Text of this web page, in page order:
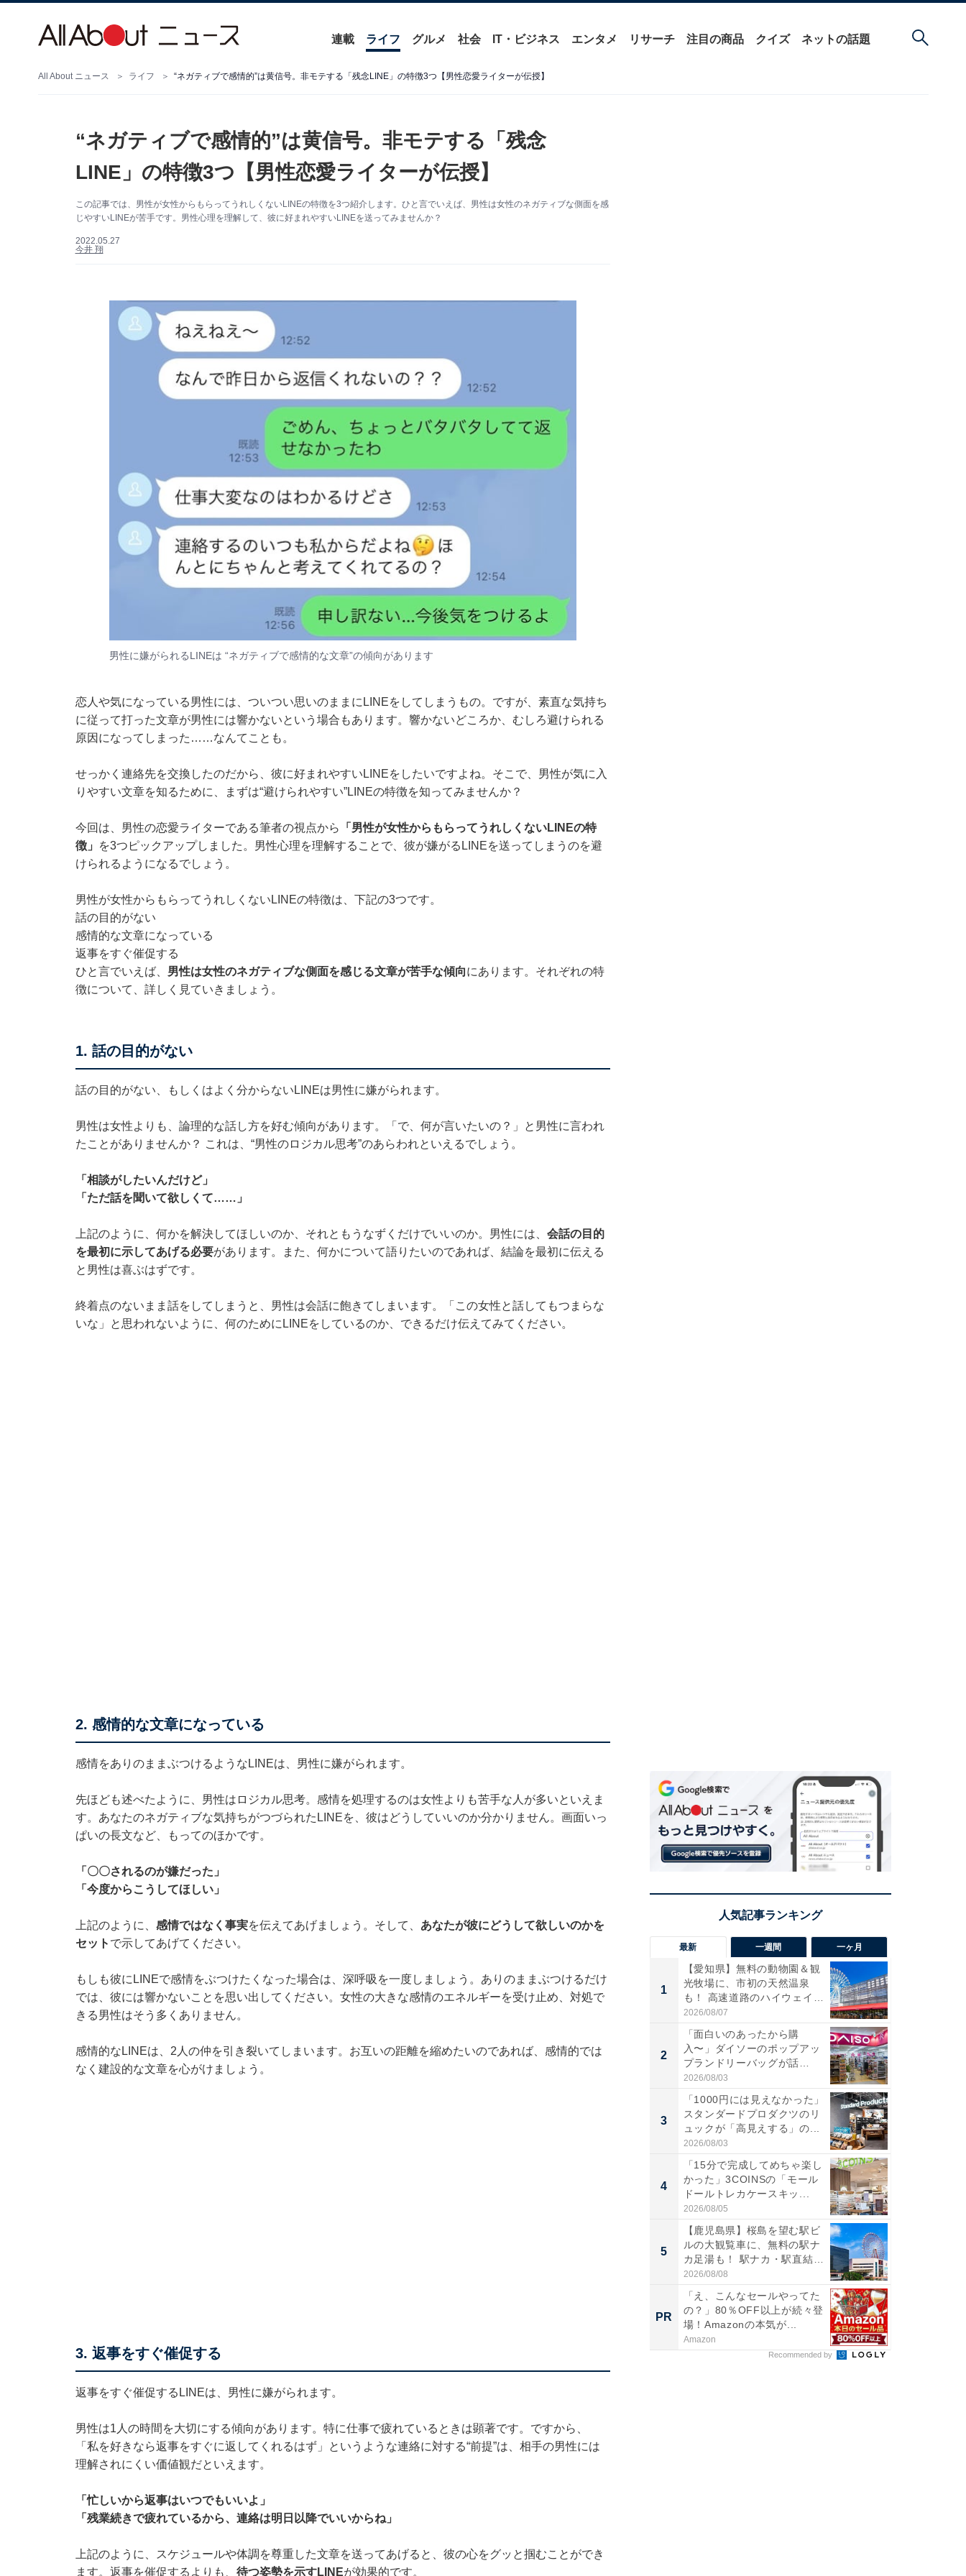
連載 ライフ グルメ 社会 IT・ビジネス エンタメ リサーチ 注目の商品 クイズ ネットの話題
All About ニュース ライフ “ネガティブで感情的”は黄信号。非モテする「残念LINE」の特徴3つ【男性恋愛ライターが伝授】
“ネガティブで感情的”は黄信号。非モテする「残念
LINE」の特徴3つ【男性恋愛ライターが伝授】
この記事では、男性が女性からもらってうれしくないLINEの特徴を3つ紹介します。ひと言でいえば、男性は女性のネガティブな側面を感
じやすいLINEが苦手です。男性心理を理解して、彼に好まれやすいLINEを送ってみませんか？
2022.05.27
今井 翔
男性に嫌がられるLINEは “ネガティブで感情的な文章”の傾向があります
恋人や気になっている男性には、ついつい思いのままにLINEをしてしまうもの。ですが、素直な気持ち
に従って打った文章が男性には響かないという場合もあります。響かないどころか、むしろ避けられる
原因になってしまった……なんてことも。
せっかく連絡先を交換したのだから、彼に好まれやすいLINEをしたいですよね。そこで、男性が気に入
りやすい文章を知るために、まずは“避けられやすい”LINEの特徴を知ってみませんか？
今回は、男性の恋愛ライターである筆者の視点から 「男性が女性からもらってうれしくないLINEの特
徴」
を3つピックアップしました。男性心理を理解することで、彼が嫌がるLINEを送ってしまうのを避
けられるようになるでしょう。
男性が女性からもらってうれしくないLINEの特徴は、下記の3つです。
話の目的がない
感情的な文章になっている
返事をすぐ催促する
ひと言でいえば、 男性は女性のネガティブな側面を感じる文章が苦手な傾向にあります。それぞれの特
徴について、詳しく見ていきましょう。
1. 話の目的がない
話の目的がない、もしくはよく分からないLINEは男性に嫌がられます。
男性は女性よりも、論理的な話し方を好む傾向があります。「で、何が言いたいの？」と男性に言われ
たことがありませんか？ これは、“男性のロジカル思考”のあらわれといえるでしょう。
「相談がしたいんだけど」
「ただ話を聞いて欲しくて……」
上記のように、何かを解決してほしいのか、それともうなずくだけでいいのか。男性には、 会話の目的
を最初に示してあげる必要があります。また、何かについて語りたいのであれば、結論を最初に伝える
と男性は喜ぶはずです。
終着点のないまま話をしてしまうと、男性は会話に飽きてしまいます。「この女性と話してもつまらな
いな」と思われないように、何のためにLINEをしているのか、できるだけ伝えてみてください。
2. 感情的な文章になっている
感情をありのままぶつけるようなLINEは、男性に嫌がられます。
先ほども述べたように、男性はロジカル思考。感情を処理するのは女性よりも苦手な人が多いといえま
す。あなたのネガティブな気持ちがつづられたLINEを、彼はどうしていいのか分かりません。画面いっ
ぱいの長文など、もってのほかです。
「〇〇されるのが嫌だった」
「今度からこうしてほしい」
上記のように、 感情ではなく事実を伝えてあげましょう。そして、 あなたが彼にどうして欲しいのかを
セット で示してあげてください。
もしも彼にLINEで感情をぶつけたくなった場合は、深呼吸を一度しましょう。ありのままぶつけるだけ
では、彼には響かないことを思い出してください。女性の大きな感情のエネルギーを受け止め、対処で
きる男性はそう多くありません。
感情的なLINEは、2人の仲を引き裂いてしまいます。お互いの距離を縮めたいのであれば、感情的では
なく建設的な文章を心がけましょう。
3. 返事をすぐ催促する
返事をすぐ催促するLINEは、男性に嫌がられます。
男性は1人の時間を大切にする傾向があります。特に仕事で疲れているときは顕著です。ですから、
「私を好きなら返事をすぐに返してくれるはず」というような連絡に対する“前提”は、相手の男性には
理解されにくい価値観だといえます。
「忙しいから返事はいつでもいいよ」
「残業続きで疲れているから、連絡は明日以降でいいからね」
上記のように、スケジュールや体調を尊重した文章を送ってあげると、彼の心をグッと掴むことができ
ます。返事を催促するよりも、 待つ姿勢を示すLINEが効果的です。
最新 一週間 一ヶ月
1
【愛知県】無料の動物園＆観
光牧場に、市初の天然温泉
も！ 高速道路のハイウェイオ
ア...
2026/08/07
2
「面白いのあったから購
入〜」ダイソーのポップアッ
プランドリーバッグが話
題。“さま...
2026/08/03
3
「1000円には見えなかった」
スタンダードプロダクツのリ
ュックが「高見えする」の...
2026/08/03
4
「15分で完成してめちゃ楽し
かった」3COINSの「モール
ドールトレカケースキッ...
2026/08/05
5
【鹿児島県】桜島を望む駅ビ
ルの大観覧車に、無料の駅ナ
カ足湯も！ 駅ナカ・駅直結
ス...
2026/08/08
PR
「え、こんなセールやってた
の？」80％OFF以上が続々登
場！Amazonの本気が...
Amazon
Recommended by